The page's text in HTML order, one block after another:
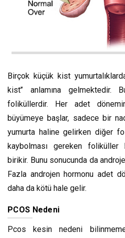
Birçok küçük kist
kist’’ anlamına gelmektedir.
foliküllerdir. Her adet
büyümeye başlar, sadece bir
yumurta haline gelirken diğer
kaybolması gereken foliküller
birikir. Bunu sonucunda da
Fazla androjen hormonu adet
daha da kötü hale gelir.
PCOS Nedeni
Pcos kesin nedeni